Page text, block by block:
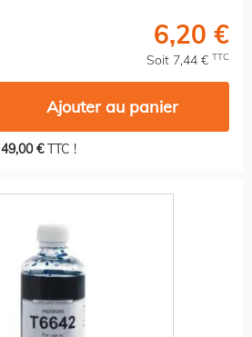
6,20 €
Soit 7,44 € TTC
Ajouter au panier
49,00 €TTC !